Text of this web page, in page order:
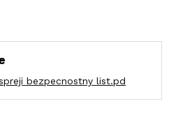
bezpecnostny list.pd